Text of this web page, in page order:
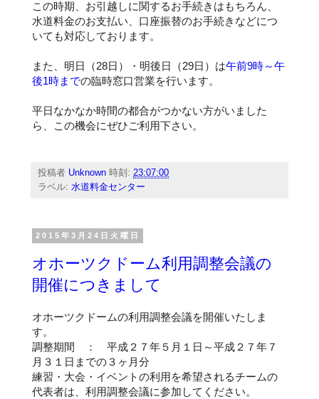
この時期、お引越しに関するお手続きはもちろん、
水道料金のお支払い、口座振替のお手続きなどにつ
いても対応しております。
また、明日（28日）・明後日（29日）は午前9時～午
後1時までの臨時窓口営業を行います。
平日なかなか時間の都合がつかない方がいました
ら、この機会にぜひご利用下さい。
投稿者 Unknown 時刻:23:07:00
ラベル:水道料金センター
2015年3月24日火曜日
オホーツクドーム利用調整会議の
開催につきまして
オホーツクドームの利用調整会議を開催いたしま
す。
調整期間 ： 平成２７年５月１日～平成２７年７
月３１日までの３ヶ月分
練習・大会・イベントの利用を希望されるチームの
代表者は、利用調整会議に参加してください。